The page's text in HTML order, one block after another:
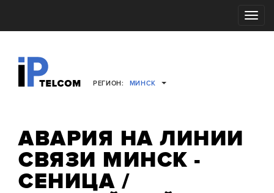
Toggle
РЕГИОН: МИНСК
АВАРИЯ НА ЛИНИИ
СВЯЗИ МИНСК -
СЕНИЦА /